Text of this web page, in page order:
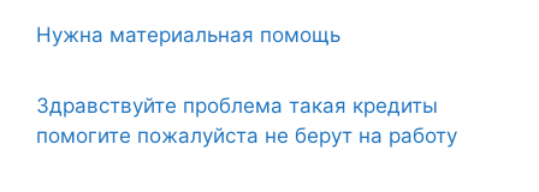
Нужна материальная помощь
Здравствуйте проблема такая кредиты
помогите пожалуйста не берут на работу